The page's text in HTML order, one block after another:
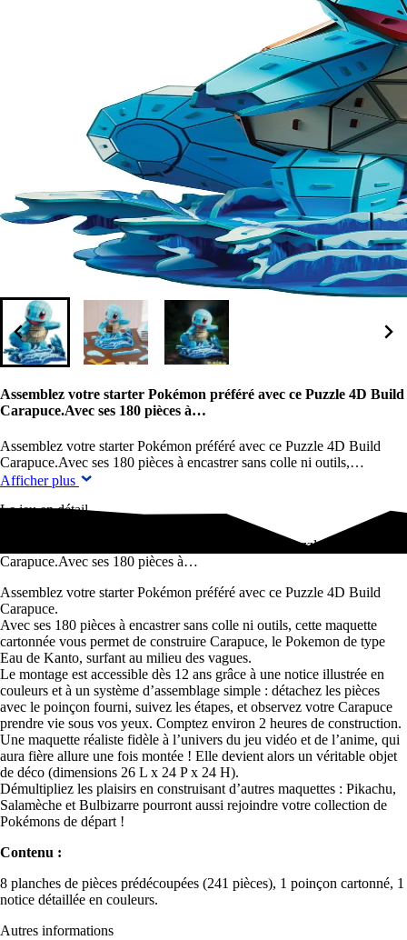
Assemblez votre starter Pokémon préféré avec ce Puzzle 4D Build
Carapuce.Avec ses 180 pièces à…
Assemblez votre starter Pokémon préféré avec ce Puzzle 4D Build
Carapuce.Avec ses 180 pièces à encastrer sans colle ni outils,…
Afficher plus
Le jeu en détail
Assemblez votre starter Pokémon préféré avec ce Puzzle 4D Build
Carapuce.Avec ses 180 pièces à…
Assemblez votre starter Pokémon préféré avec ce Puzzle 4D Build
Carapuce.
Avec ses 180 pièces à encastrer sans colle ni outils, cette maquette
cartonnée vous permet de construire Carapuce, le Pokemon de type
Eau de Kanto, surfant au milieu des vagues.
Le montage est accessible dès 12 ans grâce à une notice illustrée en
couleurs et à un système d’assemblage simple : détachez les pièces
avec le poinçon fourni, suivez les étapes, et observez votre Carapuce
prendre vie sous vos yeux. Comptez environ 2 heures de construction.
Une maquette réaliste fidèle à l’univers du jeu vidéo et de l’anime, qui
aura fière allure une fois montée ! Elle devient alors un véritable objet
de déco (dimensions 26 L x 24 P x 24 H).
Démultipliez les plaisirs en construisant d’autres maquettes : Pikachu,
Salamèche et Bulbizarre pourront aussi rejoindre votre collection de
Pokémons de départ !
Contenu :
8 planches de pièces prédécoupées (241 pièces), 1 poinçon cartonné, 1
notice détaillée en couleurs.
Autres informations